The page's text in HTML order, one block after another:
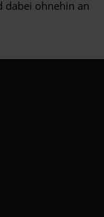
dabei ohnehin an